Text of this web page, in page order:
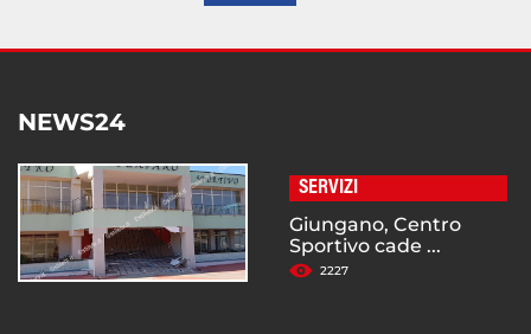
NEWS24
SERVIZI
Giungano, Centro
Sportivo cade ...
2227